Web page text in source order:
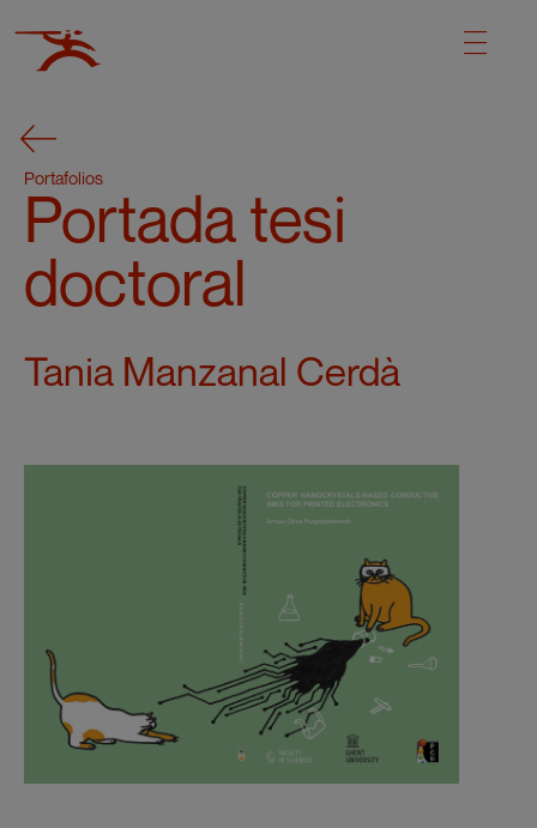
Portafolios
Portada tesi
doctoral
Tania Manzanal Cerdà